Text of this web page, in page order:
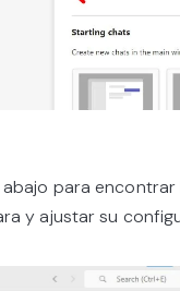
para
y ajustar su